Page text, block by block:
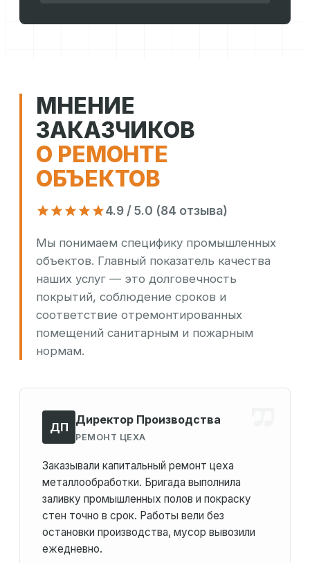
МНЕНИЕ
ЗАКАЗЧИКОВ
О РЕМОНТЕ
ОБЪЕКТОВ
4.9 / 5.0 (84 отзыва)
Мы понимаем специфику промышленных
объектов. Главный показатель качества
наших услуг — это долговечность
покрытий, соблюдение сроков и
соответствие отремонтированных
помещений санитарным и пожарным
нормам.
ДП
Директор Производства
РЕМОНТ ЦЕХА
Заказывали капитальный ремонт цеха
металлообработки. Бригада выполнила
заливку промышленных полов и покраску
стен точно в срок. Работы вели без
остановки производства, мусор вывозили
ежедневно.